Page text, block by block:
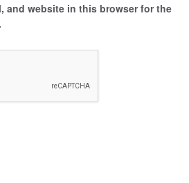
and website in this browser for the